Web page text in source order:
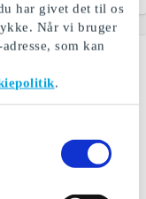
har givet det til os
Når vi bruger
som kan
.